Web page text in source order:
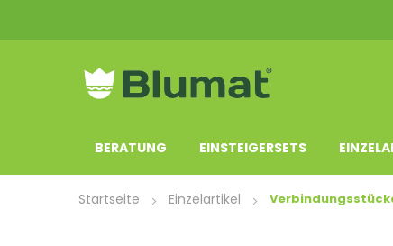
BERATUNG EINSTEIGERSETS
Startseite Einzelartikel